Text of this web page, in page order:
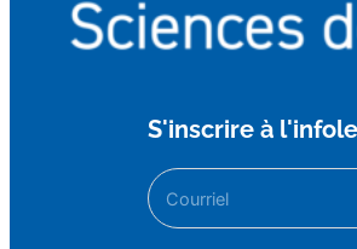
S'inscrire à